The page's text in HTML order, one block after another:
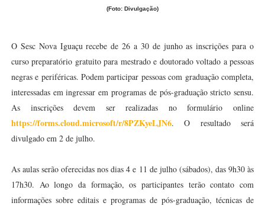
(Foto: Divulgação)
O Sesc Nova Iguaçu recebe de 26 a 30 de junho as inscrições para o
curso preparatório gratuito para mestrado e doutorado voltado a pessoas
negras e periféricas. Podem participar pessoas com graduação completa,
interessadas em ingressar em programas de pós-graduação stricto sensu.
As inscrições devem ser realizadas no formulário online
https://forms.cloud.microsoft/r/8PZKyeLJN6. O resultado será
divulgado em 2 de julho.
As aulas serão oferecidas nos dias 4 e 11 de julho (sábados), das 9h30 às
17h30. Ao longo da formação, os participantes terão contato com
informações sobre editais e programas de pós-graduação, técnicas de